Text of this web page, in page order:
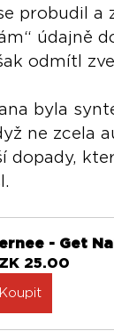
probudil a
údajně
odmítl
byla
ne zcela
dopady,
- Get
25.00
Koupit